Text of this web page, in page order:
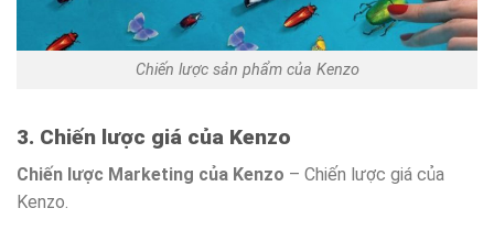
Chiến lược sản phẩm của Kenzo
3. Chiến lược giá của Kenzo
Chiến lược Marketing của Kenzo – Chiến lược giá của
Kenzo.